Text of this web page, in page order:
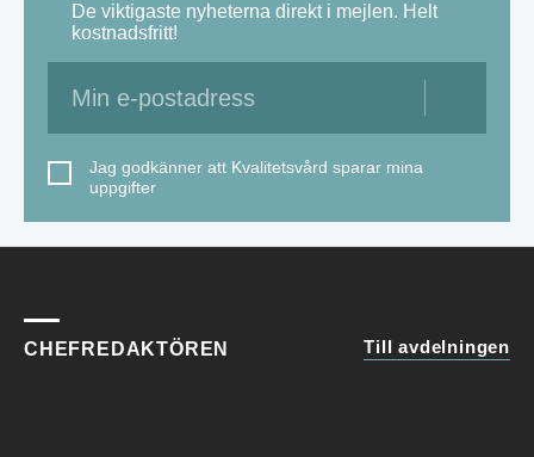
De viktigaste nyheterna direkt i mejlen. Helt
kostnadsfritt!
Jag godkänner att Kvalitetsvård sparar mina
uppgifter
CHEFREDAKTÖREN Till avdelningen